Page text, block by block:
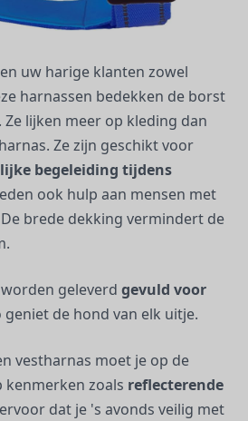
uw harige klanten zowel
harnassen bedekken de borst
lijken meer op kleding dan
Ze zijn geschikt voor
begeleiding tijdens
ook hulp aan mensen met
brede dekking vermindert de
geleverd gevuld voor
geniet de hond van elk uitje.
vestharnas moet je op de
kenmerken zoals reflecterende
dat je 's avonds veilig met